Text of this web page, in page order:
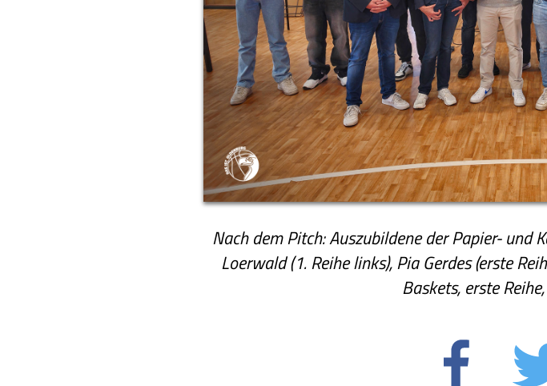
Nach dem Pitch: Auszubildene der Papier- und
Loerwald (1. Reihe links), Pia Gerdes (erste
Baskets, erste